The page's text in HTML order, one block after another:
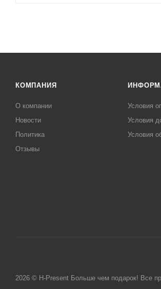
КОМПАНИЯ
О компании
Новости
Политика
Отзывы
Условия
Условия
Условия
2026 © H-Present Больше чем подарок! Все